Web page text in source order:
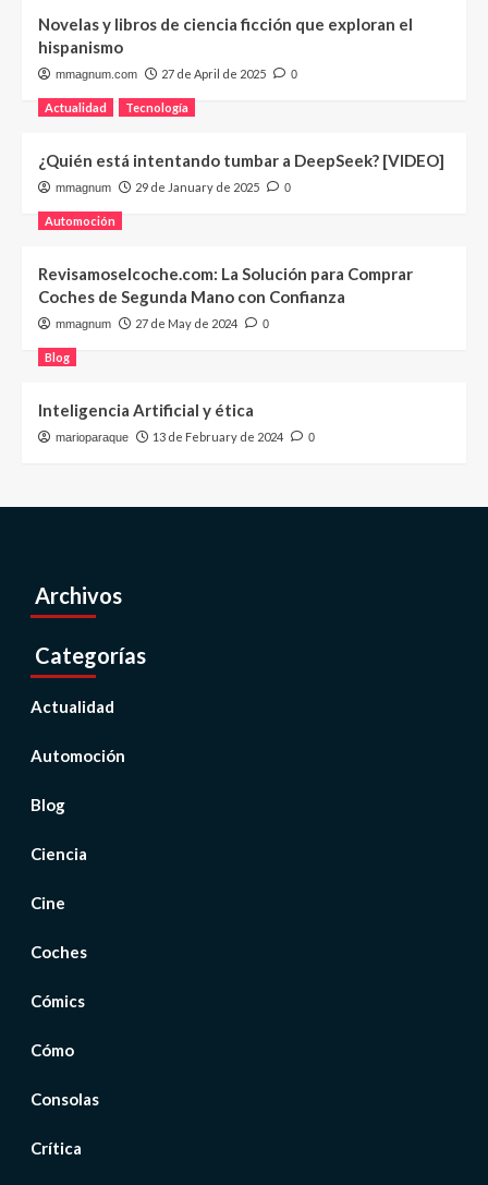
Novelas y libros de ciencia ficción que exploran el
hispanismo
mmagnum.com 27 de April de 2025 0
Actualidad Tecnología
¿Quién está intentando tumbar a DeepSeek? [VIDEO]
mmagnum 29 de January de 2025 0
Automoción
Revisamoselcoche.com: La Solución para Comprar
Coches de Segunda Mano con Confianza
mmagnum 27 de May de 2024 0
Blog
Inteligencia Artificial y ética
marioparaque 13 de February de 2024 0
Archivos
Categorías
Actualidad
Automoción
Blog
Ciencia
Cine
Coches
Cómics
Cómo
Consolas
Crítica